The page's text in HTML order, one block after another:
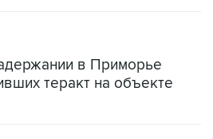
в Приморье
теракт на объекте